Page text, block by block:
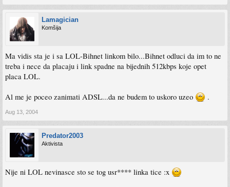
Lamagician
Komšija
Ma vidis sta je i sa LOL-Bihnet linkom bilo...Bihnet odluci da im to ne
treba i nece da placaju i link spadne na bijednih 512kbps koje opet
placa LOL.
Al me je poceo zanimati ADSL...da ne budem to uskoro uzeo .
Aug 13, 2004
Predator2003
Aktivista
Nije ni LOL nevinasce sto se tog usr**** linka tice :x